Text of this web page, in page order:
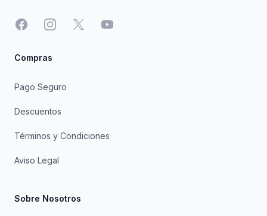
FacebookInstagram
X YouTube
Compras
Pago Seguro
Descuentos
Términos y Condiciones
Aviso Legal
Sobre Nosotros